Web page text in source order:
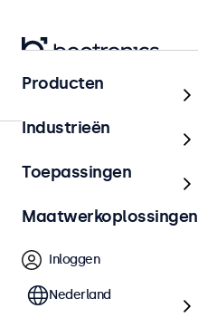
Home
Producten
Industrieën
Toepassingen
Maatwerkoplossingen
Inloggen
Nederland